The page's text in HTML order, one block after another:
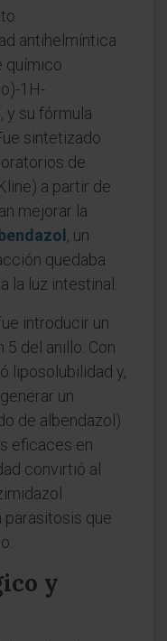
antihelmíntica
químico
1H-
y su fórmula
sintetizado
de
a partir de
mejorar la
, un
quedaba
la luz intestinal.
introducir un
del anillo. Con
liposolubilidad y,
un
de albendazol)
eficaces en
convirtió al
que
y